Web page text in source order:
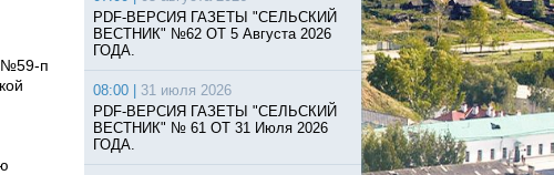
№59-п
PDF-ВЕРСИЯ ГАЗЕТЫ "СЕЛЬСКИЙ
ВЕСТНИК" №62 ОТ 5 Августа 2026
ГОДА.
08:00 |
31 июля 2026
PDF-ВЕРСИЯ ГАЗЕТЫ "СЕЛЬСКИЙ
ВЕСТНИК" № 61 ОТ 31 Июля 2026
ГОДА.